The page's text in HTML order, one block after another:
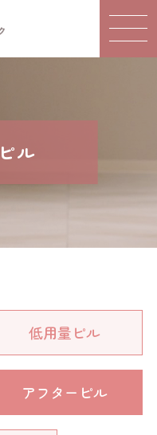
ル
低用量ピル
アフターピル